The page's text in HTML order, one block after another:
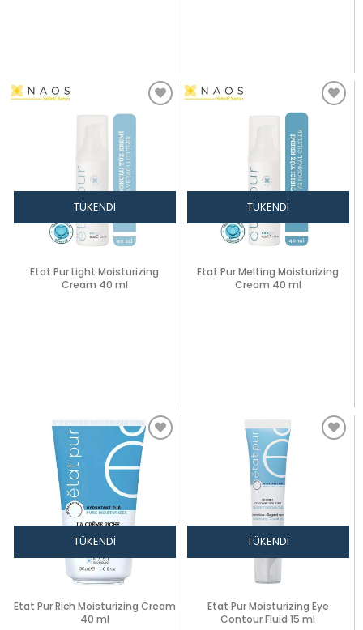
TÜKENDI
Etat Pur Light Moisturizing
Cream 40 ml
TÜKENDI
Etat Pur Melting Moisturizing
Cream 40 ml
TÜKENDI
Etat Pur Rich Moisturizing Cream
40 ml
TÜKENDI
Etat Pur Moisturizing Eye
Contour Fluid 15 ml